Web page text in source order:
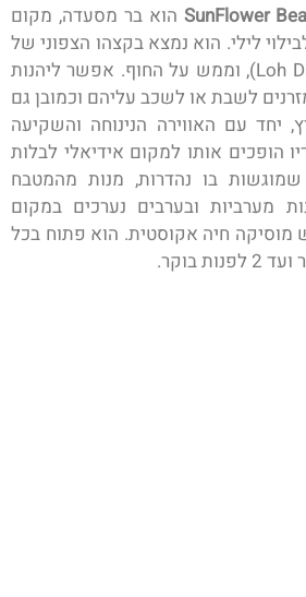
SunFlower הוא בר מסעדה, מקום
לילי. הוא נמצא בקצהו הצפוני של
מפרץ לו דאלום (Loh Dalum), וממש על החוף. אפשר ליהנות
לשבת או לשכב עליהם וכמובן גם
יחד עם האווירה הנינוחה והשקיעה
הופכים אותו למקום אידיאלי לבלות
בו נהדרות, מנות מהמטבח
מערביות ובערבים נערכים במקום
מוסיקה חיה אקוסטית. הוא פתוח בכל